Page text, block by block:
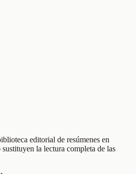
editorial de resúmenes en
la lectura completa de las